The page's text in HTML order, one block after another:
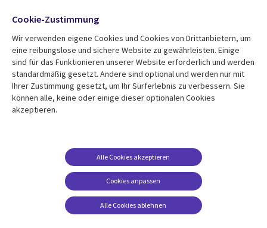
Mediathek
Library
GERMANY
Aktuelles
Rechtliches
Beschwerden/Hinweise
Compliance
Datenschutz
Impressum
Folgen Sie uns
Social
Media
GERMANY
Cookie-Zustimmung
Wir verwenden eigene Cookies und Cookies von Drittanbietern, um
eine reibungslose und sichere Website zu gewährleisten. Einige
sind für das Funktionieren unserer Website erforderlich und werden
standardmäßig gesetzt. Andere sind optional und werden nur mit
Ihrer Zustimmung gesetzt, um Ihr Surferlebnis zu verbessern. Sie
können alle, keine oder einige dieser optionalen Cookies
akzeptieren.
Cookies anpassen
Alle Cookies akzeptieren
Alle Cookies ablehnen